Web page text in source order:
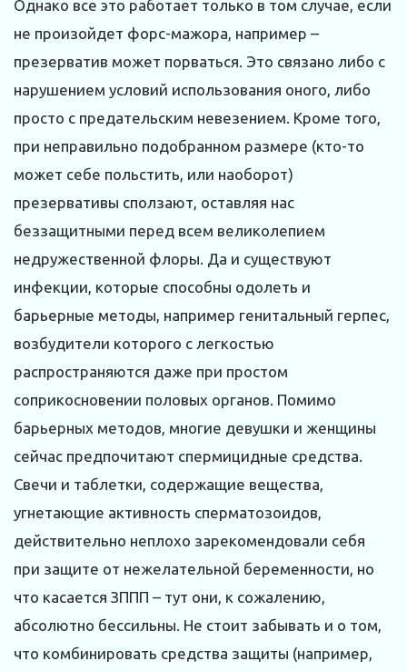
Однако все это работает только в том случае, если
не произойдет форс-мажора, например –
презерватив может порваться. Это связано либо с
нарушением условий использования оного, либо
просто с предательским невезением. Кроме того,
при неправильно подобранном размере (кто-то
может себе польстить, или наоборот)
презервативы сползают, оставляя нас
беззащитными перед всем великолепием
недружественной флоры. Да и существуют
инфекции, которые способны одолеть и
барьерные методы, например генитальный герпес,
возбудители которого с легкостью
распространяются даже при простом
соприкосновении половых органов. Помимо
барьерных методов, многие девушки и женщины
сейчас предпочитают спермицидные средства.
Свечи и таблетки, содержащие вещества,
угнетающие активность сперматозоидов,
действительно неплохо зарекомендовали себя
при защите от нежелательной беременности, но
что касается ЗППП – тут они, к сожалению,
абсолютно бессильны. Не стоит забывать и о том,
что комбинировать средства защиты (например,